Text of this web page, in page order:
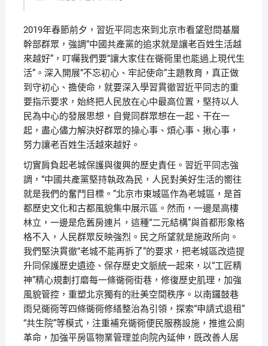
2019年春節前夕，習近平同志來到北京市看望慰問基層
幹部群眾，強調“中國共產黨的追求就是讓老百姓生活越
來越好”，叮囑我們要“讓大家住在衚衕里也能過上現代生
活”。深入開展“不忘初心、牢記使命”主題教育，真正做
到守初心、擔使命，就要深入學習貫徹習近平同志的重
要指示要求，始終把人民放在心中最高位置，堅持以人
民為中心的發展思想，自覺同群眾想在一起、干在一
起，盡心儘力解決好群眾的操心事、煩心事、揪心事，
努力讓老百姓生活越來越好。
切實肩負起老城保護與復興的歷史責任。習近平同志強
調，“中國共產黨堅持執政為民，人民對美好生活的嚮往
就是我們的奮鬥目標。”北京市東城區作為老城區，是首
都歷史文化和古都風貌集中展示區。然而，一邊是高樓
林立，一邊是危舊房連片，這種“二元結構”與首都形象格
格不入，人民群眾反映強烈。民之所望就是施政所向。
我們堅決貫徹“老城不能再拆了”的要求，把老城區改造提
升同保護歷史遺迹、保存歷史文脈統一起來，以“工匠精
神”精心規劃打磨每一條衚衕街巷，修復歷史肌理，加強
風貌管控，重塑北京獨有的壯美空間秩序。以南鑼鼓巷
雨兒衚衕等四條衚衕修繕整治為引領，探索“申請式退租”
“共生院”等模式，注重補充衚衕便民服務設施，推進公廁
革命，加強平房區物業管理並向院內延伸，既改善人居